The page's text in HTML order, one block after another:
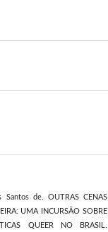
Santos de. OUTRAS CENAS
UMA INCURSÃO SOBRE
QUEER NO BRASIL.